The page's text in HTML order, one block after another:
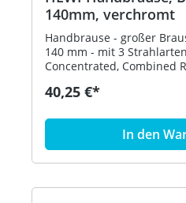
140mm, verchromt
Handbrause - großer
140 mm - mit 3
Concentrated, Combined
der Brausenoppen -
950.33.E04
40,25 €*
In den